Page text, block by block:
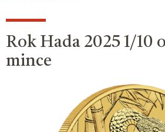
Rok Hada 2025 1/10
mince